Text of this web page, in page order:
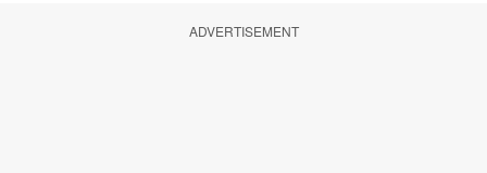
ADVERTISEMENT